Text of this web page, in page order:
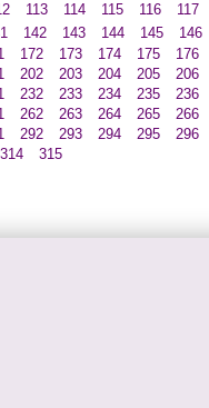
113 114 115 116 117
142 143 144 145 146
172 173 174 175 176
202 203 204 205 206
232 233 234 235 236
262 263 264 265 266
292 293 294 295 296
314 315